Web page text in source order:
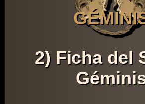
2) Ficha del